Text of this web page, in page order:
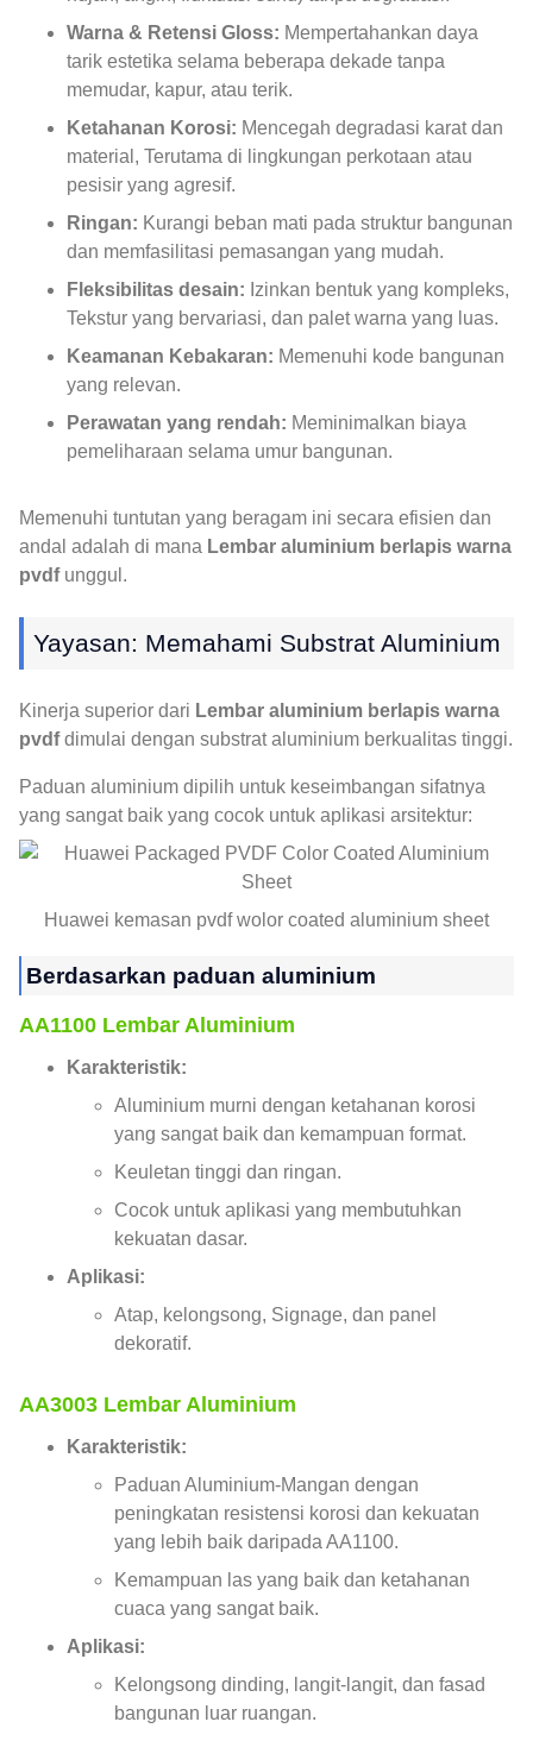
Warna & Retensi Gloss: Mempertahankan daya
tarik estetika selama beberapa dekade tanpa
memudar, kapur, atau terik.
Ketahanan Korosi: Mencegah degradasi karat dan
material, Terutama di lingkungan perkotaan atau
pesisir yang agresif.
Ringan: Kurangi beban mati pada struktur bangunan
dan memfasilitasi pemasangan yang mudah.
Fleksibilitas desain: Izinkan bentuk yang kompleks,
Tekstur yang bervariasi, dan palet warna yang luas.
Keamanan Kebakaran: Memenuhi kode bangunan
yang relevan.
Perawatan yang rendah: Meminimalkan biaya
pemeliharaan selama umur bangunan.
Memenuhi tuntutan yang beragam ini secara efisien dan
andal adalah di mana Lembar aluminium berlapis warna
pvdfunggul.
Yayasan: Memahami Substrat Aluminium
Kinerja superior dari Lembar aluminium berlapis warna
pvdfdimulai dengan substrat aluminium berkualitas tinggi.
Paduan aluminium dipilih untuk keseimbangan sifatnya
yang sangat baik yang cocok untuk aplikasi arsitektur:
Huawei kemasan pvdf wolor coated aluminium sheet
Berdasarkan paduan aluminium
AA1100 Lembar Aluminium
Karakteristik:
Aluminium murni dengan ketahanan korosi
yang sangat baik dan kemampuan format.
Keuletan tinggi dan ringan.
Cocok untuk aplikasi yang membutuhkan
kekuatan dasar.
Aplikasi:
Atap, kelongsong, Signage, dan panel
dekoratif.
AA3003 Lembar Aluminium
Karakteristik:
Paduan Aluminium-Mangan dengan
peningkatan resistensi korosi dan kekuatan
yang lebih baik daripada AA1100.
Kemampuan las yang baik dan ketahanan
cuaca yang sangat baik.
Aplikasi:
Kelongsong dinding, langit-langit, dan fasad
bangunan luar ruangan.